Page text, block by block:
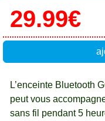
29.99€
L’enceinte Bluetooth
peut vous
sans fil pendant 5